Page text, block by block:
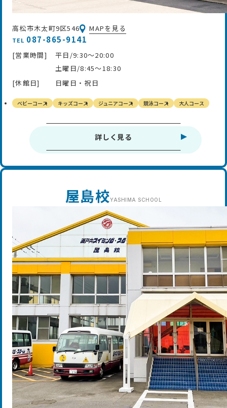
高松市木太町9区546 MAPを見る
TEL 087-865-9141
[営業時間]
平日/9:30～20:00
土曜日/8:45～18:30
[休館日]
日曜日・祝日
ベビーコース キッズコース ジュニアコース 競泳コース 大人コース
詳しく見る
屋島校YASHIMA SCHOOL